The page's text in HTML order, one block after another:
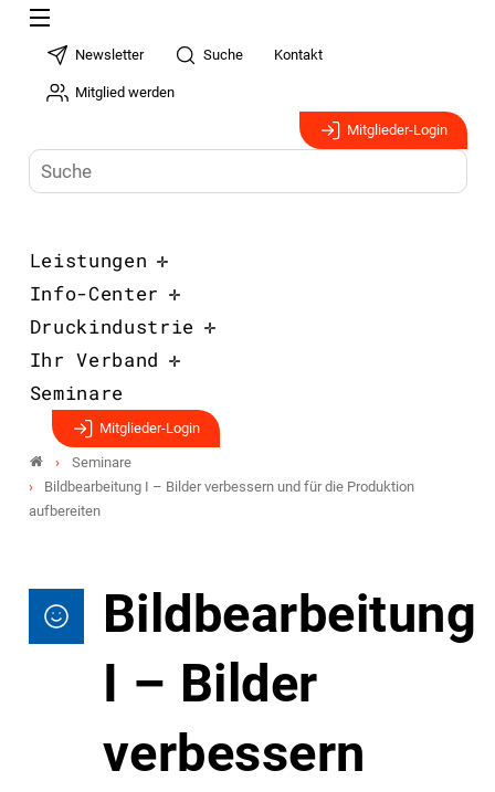
Newsletter Suche Kontakt
Mitglied werden
Mitglieder-Login
Leistungen
Info-Center
Druckindustrie
Ihr Verband
Seminare
Mitglieder-Login
Seminare
Bildbearbeitung I – Bilder verbessern und für die Produktion
aufbereiten
Bildbearbeitung
I – Bilder
verbessern